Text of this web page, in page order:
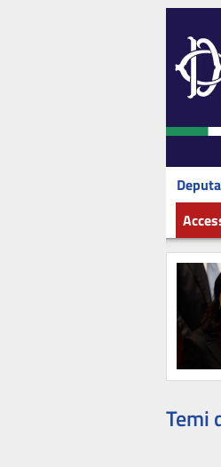
Temi